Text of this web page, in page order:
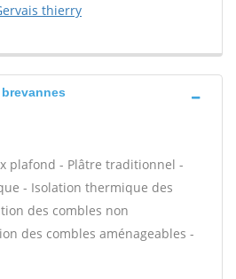
thierry
plafond - Plâtre traditionnel -
- Isolation thermique des
des combles non
des combles aménageables -